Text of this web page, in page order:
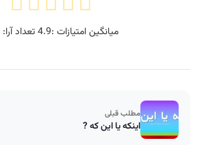
میانگین امتیازات :4.9تعداد آرا:
مطلب قبلی
اینکه یا این که ?